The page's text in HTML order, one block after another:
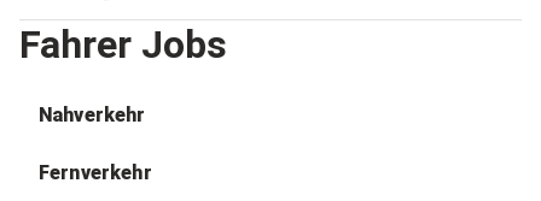
Fahrer Jobs
Nahverkehr
Fernverkehr